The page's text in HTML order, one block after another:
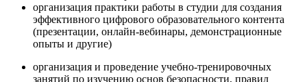
организация практики работы в студии для создания
эффективного цифрового образовательного контента
(презентации, онлайн-вебинары, демонстрационные
опыты и другие)
организация и проведение учебно-тренировочных
занятий по изучению основ безопасности, правил